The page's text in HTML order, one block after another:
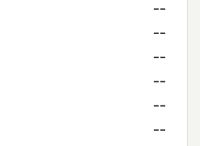
--
--
--
--
--
--